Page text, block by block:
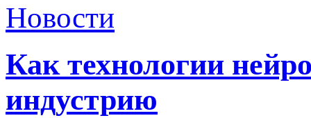
Новости
Как технологии
индустрию